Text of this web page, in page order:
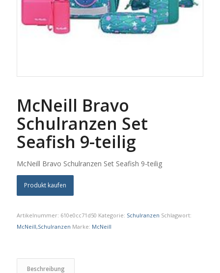
McNeill Bravo
Schulranzen Set
Seafish 9-teilig
McNeill Bravo Schulranzen Set Seafish 9-teilig
Produkt kaufen
Artikelnummer: 610e0cc71d50 Kategorie: Schulranzen Schlagwort:
McNeill,Schulranzen Marke: McNeill
Beschreibung